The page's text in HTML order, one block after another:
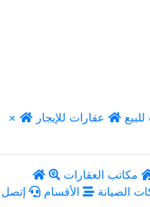
×
عقارات للإيجار
مكاتب العقارات
الصيانة الأقسام
إتصل